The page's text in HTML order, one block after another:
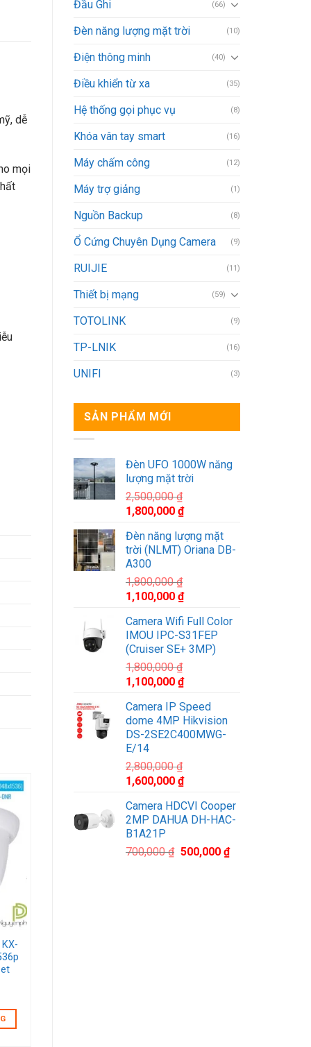
Đầu Ghi (66)
Đèn năng lượng mặt trời (10)
Điện thông minh (40)
Điều khiển từ xa (35)
Hệ thống gọi phục vụ (8)
Khóa vân tay smart (16)
Máy chấm công (12)
Máy trợ giảng (1)
Nguồn Backup (8)
Ổ Cứng Chuyên Dụng Camera (9)
RUIJIE (11)
Thiết bị mạng (59)
TOTOLINK (9)
TP-LNIK (16)
UNIFI (3)
SẢN PHẨM MỚI
Đèn UFO 1000W năng
lượng mặt trời
2,500,000₫
Giá
là:
2,500,000 ₫.
1,800,000 ₫Giá
tại
là:
Đèn năng lượng mặt
trời (NLMT) Oriana DB-
A300
1,800,000₫
Giá
là:
1,800,000 ₫.
1,100,000 ₫Giá
tại
là:
1,100,000 ₫.
Camera Wifi Full Color
IMOU IPC-S31FEP
(Cruiser SE+ 3MP)
1,800,000₫
Giá
là:
1,800,000 ₫.
1,100,000 ₫Giá
tại
là:
1,100,000 ₫.
Camera IP Speed
dome 4MP Hikvision
DS-2SE2C400MWG-
E/14
2,800,000₫
Giá
là:
2,800,000 ₫.
1,600,000 ₫Giá
tại
là:
Camera HDCVI Cooper
2MP DAHUA DH-HAC-
B1A21P
700,000₫ Giá
500,000 ₫Giá
dễ
mọi